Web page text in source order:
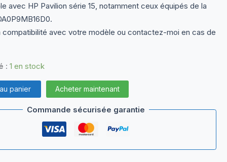
avec HP Pavilion série 15, notamment ceux équipés de la
compatibilité avec votre modèle ou contactez-moi en cas de
: 1 en stock
panier Acheter maintenant
Commande sécurisée garantie